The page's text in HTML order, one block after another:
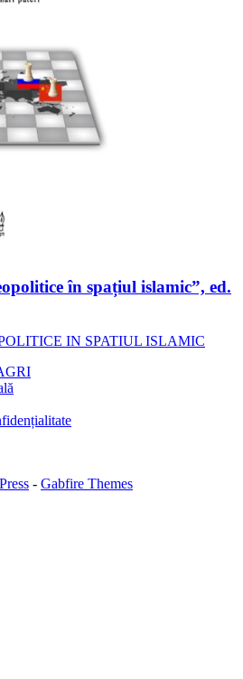
în spațiul islamic”, ed.
- Gabfire Themes